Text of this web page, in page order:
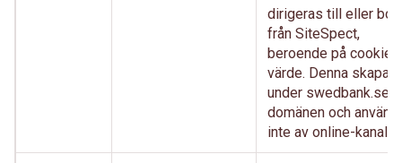
dirigeras till eller bort
från SiteSpect,
beroende på
värde. Denna skapas
under swedbank.se-
domänen och
inte av online-kanaler.